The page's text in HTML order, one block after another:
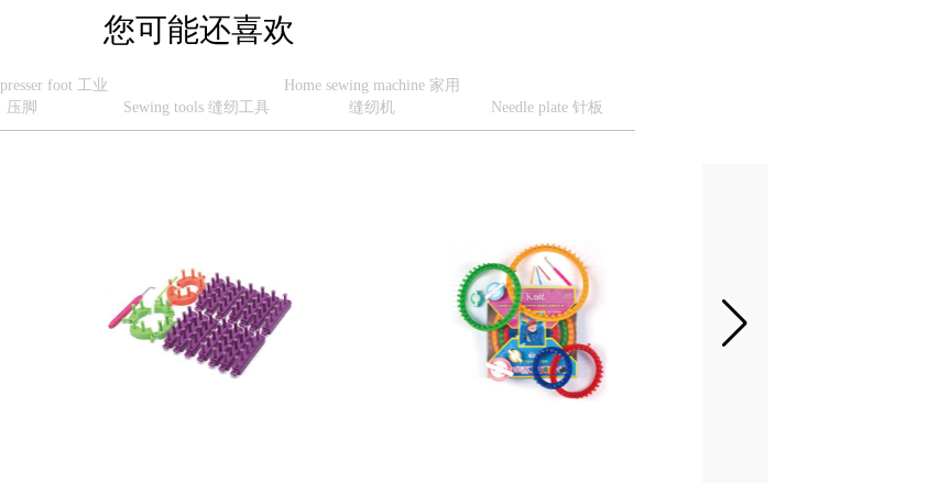
您可能还喜欢
foot 工业
压脚
Sewing tools 缝纫工具
Home sewing machine 家用
缝纫机
Needle plate 针板